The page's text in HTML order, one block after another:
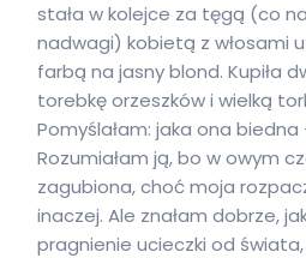
stała w kolejce za tęgą (co
nadwagi) kobietą z włosami
farbą na jasny blond. Kupiła
torebkę orzeszków i wielką
Pomyślałam: jaka ona
Rozumiałam ją, bo w owym
zagubiona, choć moja
inaczej. Ale znałam dobrze,
pragnienie ucieczki od